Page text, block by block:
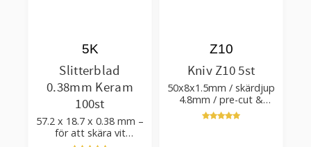
Slitterblad
0.38mm Keram
100st
57.2 x 18.7 x 0.38 mm –
för att skära vit
5K
Kniv Z10 5st
50x8x1.5mm / skärdjup
4.8mm / pre-cut &
post-cut 0.84xTm /
skärvinkel 50°
Z10